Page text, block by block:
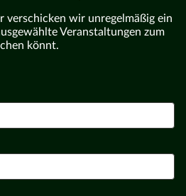
verschicken wir unregelmäßig ein
Veranstaltungen zum
könnt.